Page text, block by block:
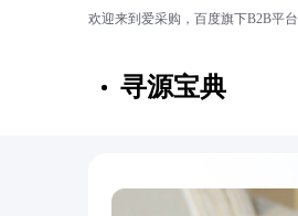
欢迎来到爱采购，百度旗下B2B平台
寻源宝典